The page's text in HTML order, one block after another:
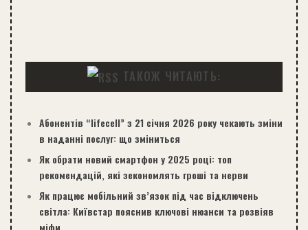
ТАКОЖ ЧИТАЮТЬ:
Абонентів “lifecell” з 21 січня 2026 року чекають зміни
в наданні послуг: що зміниться
Як обрати новий смартфон у 2025 році: топ
рекомендацій, які зекономлять гроші та нерви
Як працює мобільний зв’язок під час відключень
світла: Київстар пояснив ключові нюанси та розвіяв